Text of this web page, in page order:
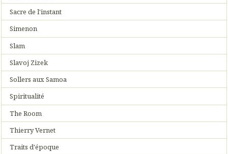
Sacre de l'instant
Simenon
Slam
Slavoj Zizek
Sollers aux Samoa
Spiritualité
The Room
Thierry Vernet
Traits d'époque